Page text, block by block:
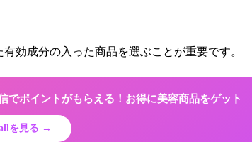
効成分の入った商品を選ぶことが重要です。
ポイントがもらえる！お得に美容商品をゲット
を見る →